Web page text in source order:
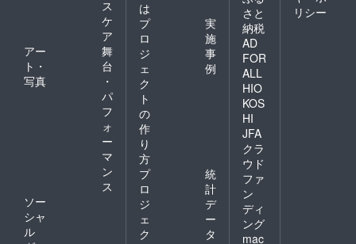
ス
ケ
ア
アー
ト・
写真
舞
台
・
パ
フ
ォ
ー
マ
ン
ス
ソー
シャ
ル
は
プ
ロ
ジ
ェ
ク
ト
の
作
り
方
実
施
事
例
プ
ロ
ジ
ェ
ク
統
計
デ
ー
タ
さと
納税
AD
FOR
ALL
HIO
KOS
HI
JFA
クラ
ウド
ファ
ン
ディ
ング
mac
リシー